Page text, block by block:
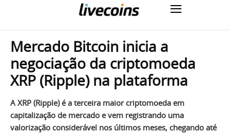
Mercado Bitcoin inicia a
negociação da criptomoeda
XRP (Ripple) na plataforma
A XRP (Ripple) é a terceira maior criptomoeda em
capitalização de mercado e vem registrando uma
valorização considerável nos últimos meses, chegando até